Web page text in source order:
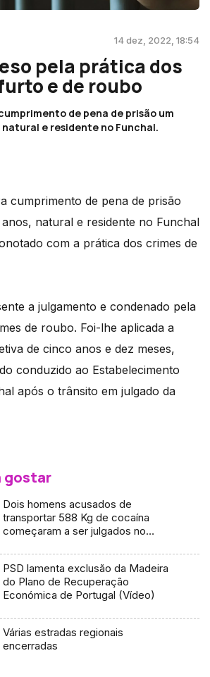
14 dez, 2022, 18:54
pela prática dos
e de roubo
de pena de prisão um
natural e residente no Funchal.
cumprimento de pena de prisão
natural e residente no Funchal
com a prática dos crimes de
a julgamento e condenado pela
de roubo. Foi-lhe aplicada a
de cinco anos e dez meses,
conduzido ao Estabelecimento
após o trânsito em julgado da
gostar
Dois homens acusados de
transportar 588 Kg de cocaína
começaram a ser julgados no
PSD lamenta exclusão da Madeira
do Plano de Recuperação
Económica de Portugal (Vídeo)
Várias estradas regionais
encerradas